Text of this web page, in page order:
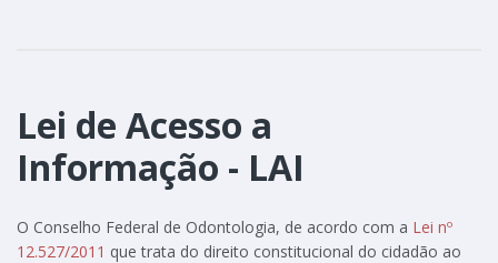
Lei de Acesso a
Informação - LAI
O Conselho Federal de Odontologia, de acordo com a Lei nº
12.527/2011 que trata do direito constitucional do cidadão ao